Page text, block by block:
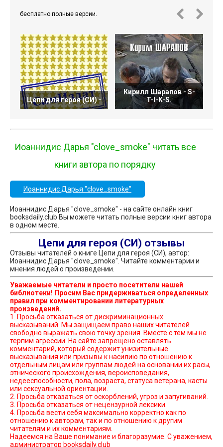
бесплатно полные версии.
Цепи для героя (СИ) -
Кирилл Шарапов - S-
T-I-K-S.
Иоаннидис Дарья "clove_smoke" читать все
книги автора по порядку
Иоаннидис Дарья "clove_smoke"
Иоаннидис Дарья "clove_smoke" - на сайте онлайн книг
booksdaily.club Вы можете читать полные версии книг автора
в одном месте.
Цепи для героя (СИ) отзывы
Отзывы читателей о книге Цепи для героя (СИ), автор:
Иоаннидис Дарья "clove_smoke". Читайте комментарии и
мнения людей о произведении.
Уважаемые читатели и просто посетители нашей
библиотеки! Просим Вас придерживаться определенных
правил при комментировании литературных
произведений.
1. Просьба отказаться от дискриминационных
высказываний. Мы защищаем право наших читателей
свободно выражать свою точку зрения. Вместе с тем мы не
терпим агрессии. На сайте запрещено оставлять
комментарий, который содержит унизительные
высказывания или призывы к насилию по отношению к
отдельным лицам или группам людей на основании их расы,
этнического происхождения, вероисповедания,
недееспособности, пола, возраста, статуса ветерана, касты
или сексуальной ориентации.
2. Просьба отказаться от оскорблений, угроз и запугиваний.
3. Просьба отказаться от нецензурной лексики.
4. Просьба вести себя максимально корректно как по
отношению к авторам, так и по отношению к другим
читателям и их комментариям.
Надеемся на Ваше понимание и благоразумие. С уважением,
администратор booksdaily.club